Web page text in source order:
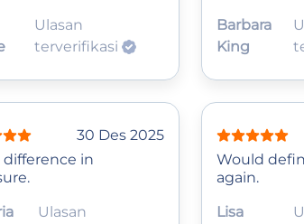
Ulasan
terverifikasi
Barbara
King
30 Des 2025
difference in
Ulasan
Would
again.
Lisa